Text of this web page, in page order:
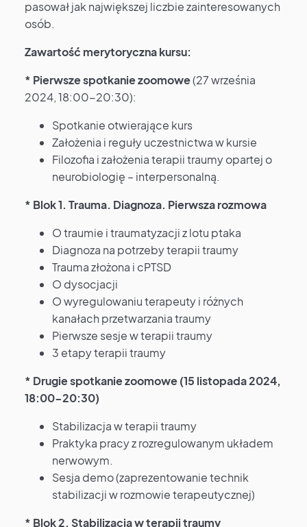
pasował jak największej liczbie zainteresowanych
osób.
Zawartość merytoryczna kursu:
* Pierwsze spotkanie zoomowe(27 września
2024, 18:00-20:30):
Spotkanie otwierające kurs
Założenia i reguły uczestnictwa w kursie
Filozofia i założenia terapii traumy opartej o
neurobiologię – interpersonalną.
* Blok 1. Trauma. Diagnoza. Pierwsza rozmowa
O traumie i traumatyzacji z lotu ptaka
Diagnoza na potrzeby terapii traumy
Trauma złożona i cPTSD
O dysocjacji
O wyregulowaniu terapeuty i różnych
kanałach przetwarzania traumy
Pierwsze sesje w terapii traumy
3 etapy terapii traumy
* Drugie spotkanie zoomowe (15 listopada 2024,
18:00-20:30)
Stabilizacja w terapii traumy
Praktyka pracy z rozregulowanym układem
nerwowym.
Sesja demo (zaprezentowanie technik
stabilizacji w rozmowie terapeutycznej)
* Blok 2. Stabilizacja w terapii traumy